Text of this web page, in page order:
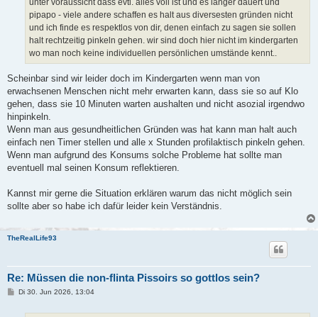
unter voraussicht dass evtl. alles voll ist und es länger dauert und
pipapo - viele andere schaffen es halt aus diversesten gründen nicht
und ich finde es respektlos von dir, denen einfach zu sagen sie sollen
halt rechtzeitig pinkeln gehen. wir sind doch hier nicht im kindergarten
wo man noch keine individuellen persönlichen umstände kennt..
Scheinbar sind wir leider doch im Kindergarten wenn man von
erwachsenen Menschen nicht mehr erwarten kann, dass sie so auf Klo
gehen, dass sie 10 Minuten warten aushalten und nicht asozial irgendwo
hinpinkeln.
Wenn man aus gesundheitlichen Gründen was hat kann man halt auch
einfach nen Timer stellen und alle x Stunden profilaktisch pinkeln gehen.
Wenn man aufgrund des Konsums solche Probleme hat sollte man
eventuell mal seinen Konsum reflektieren.
Kannst mir gerne die Situation erklären warum das nicht möglich sein
sollte aber so habe ich dafür leider kein Verständnis.
TheRealLife93
Re: Müssen die non-flinta Pissoirs so gottlos sein?
BDi 30. Jun 2026, 13:04